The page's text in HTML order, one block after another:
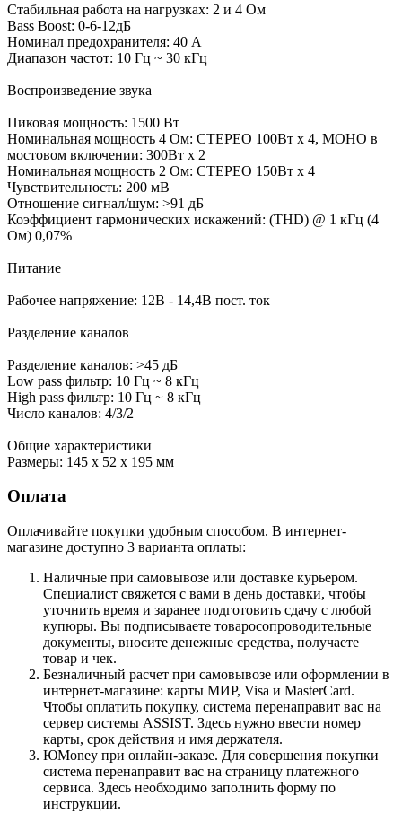
Стабильная работа на нагрузках: 2 и 4 Ом
Bass Boost: 0-6-12дБ
Номинал предохранителя: 40 А
Диапазон частот: 10 Гц ~ 30 кГц
Воспроизведение звука
Пиковая мощность: 1500 Вт
Номинальная мощность 4 Ом: СТЕРЕО 100Вт х 4, MOHO в
мостовом включении: 300Вт х 2
Номинальная мощность 2 Ом: СТЕРЕО 150Вт х 4
Чувствительность: 200 мВ
Отношение сигнал/шум: >91 дБ
Коэффициент гармонических искажений: (THD) @ 1 кГц (4
Ом) 0,07%
Питание
Рабочее напряжение: 12В - 14,4В пост. ток
Разделение каналов
Разделение каналов: >45 дБ
Low pass фильтр: 10 Гц ~ 8 кГц
High pass фильтр: 10 Гц ~ 8 кГц
Число каналов: 4/3/2
Общие характеристики
Размеры: 145 x 52 x 195 мм
Оплата
Оплачивайте покупки удобным способом. В интернет-
магазине доступно 3 варианта оплаты:
Наличные при самовывозе или доставке курьером.
Специалист свяжется с вами в день доставки, чтобы
уточнить время и заранее подготовить сдачу с любой
купюры. Вы подписываете товаросопроводительные
документы, вносите денежные средства, получаете
товар и чек.
Безналичный расчет при самовывозе или оформлении в
интернет-магазине: карты МИР, Visa и MasterCard.
Чтобы оплатить покупку, система перенаправит вас на
сервер системы ASSIST. Здесь нужно ввести номер
карты, срок действия и имя держателя.
ЮMoney при онлайн-заказе. Для совершения покупки
система перенаправит вас на страницу платежного
сервиса. Здесь необходимо заполнить форму по
инструкции.